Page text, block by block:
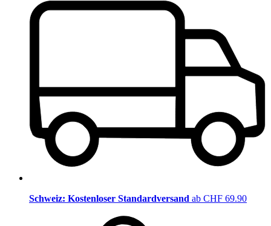
Schweiz: Kostenloser Standardversand ab CHF 69.90